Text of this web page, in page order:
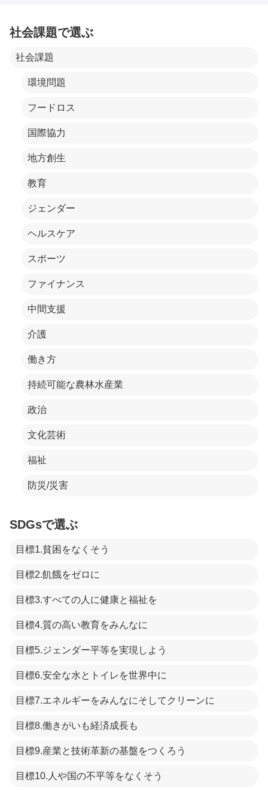
社会課題で選ぶ
社会課題
環境問題
フードロス
国際協力
地方創生
教育
ジェンダー
ヘルスケア
スポーツ
ファイナンス
中間支援
介護
働き方
持続可能な農林水産業
政治
文化芸術
福祉
防災/災害
SDGsで選ぶ
目標1.貧困をなくそう
目標2.飢餓をゼロに
目標3.すべての人に健康と福祉を
目標4.質の高い教育をみんなに
目標5.ジェンダー平等を実現しよう
目標6.安全な水とトイレを世界中に
目標7.エネルギーをみんなにそしてクリーンに
目標8.働きがいも経済成長も
目標9.産業と技術革新の基盤をつくろう
目標10.人や国の不平等をなくそう